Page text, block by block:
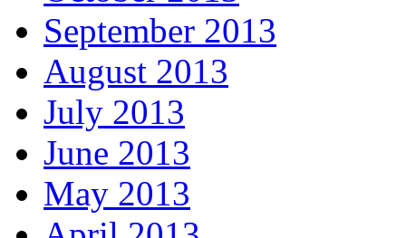
September 2013
August 2013
July 2013
June 2013
May 2013